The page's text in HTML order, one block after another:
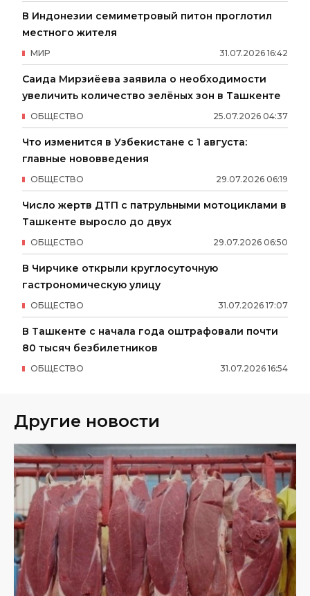
В Индонезии семиметровый питон проглотил
местного жителя
31.07.2026 16:42
МИР
Саида Мирзиёева заявила о необходимости
увеличить количество зелёных зон в Ташкенте
25.07.2026 04:37
ОБЩЕСТВО
Что изменится в Узбекистане с 1 августа:
главные нововведения
29.07.2026 06:19
ОБЩЕСТВО
Число жертв ДТП с патрульными мотоциклами в
Ташкенте выросло до двух
29.07.2026 06:50
ОБЩЕСТВО
В Чирчике открыли круглосуточную
гастрономическую улицу
31.07.2026 17:07
ОБЩЕСТВО
В Ташкенте с начала года оштрафовали почти
80 тысяч безбилетников
31.07.2026 16:54
ОБЩЕСТВО
Другие новости